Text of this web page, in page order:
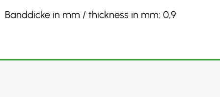
Banddicke in mm / thickness in mm: 0,9